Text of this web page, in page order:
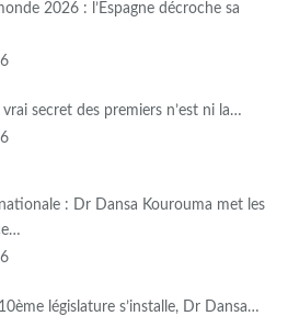
2026 : l’Espagne décroche sa
vrai secret des premiers n’est ni la…
: Dr Dansa Kourouma met les
législature s’installe, Dr Dansa…